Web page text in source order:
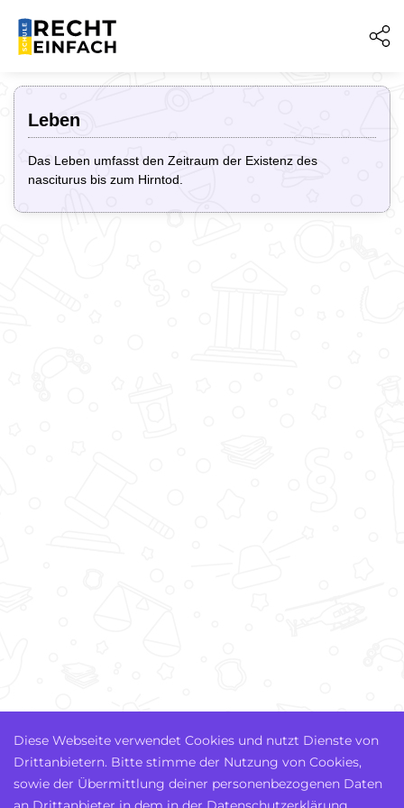
Leben
Das Leben umfasst den Zeitraum der Existenz des
nasciturus bis zum Hirntod.
Diese Webseite verwendet Cookies und nutzt Dienste von
Drittanbietern. Bitte stimme der Nutzung von Cookies,
sowie der Übermittlung deiner personenbezogenen Daten